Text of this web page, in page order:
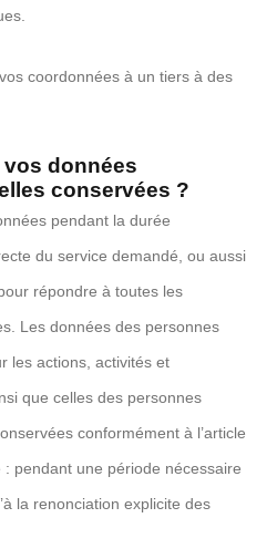
coordonnées à un tiers à des
données
conservées ?
pendant la durée
du service demandé, ou aussi
répondre à toutes les
Les données des personnes
les actions, activités et
que celles des personnes
conformément à l’article
: pendant une période nécessaire
la renonciation explicite des